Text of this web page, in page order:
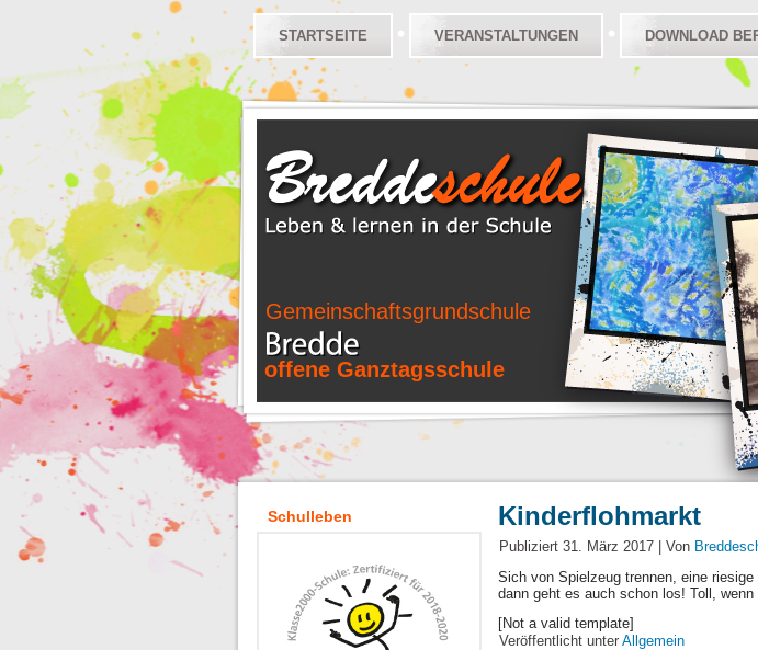
Gemeinschaftsgrundschule
offene Ganztagsschule
STARTSEITE VERANSTALTUNGEN DOWNLOAD
Schulleben Kinderflohmarkt
Publiziert 31. März 2017 Von
Sich von Spielzeug trennen, eine
dann geht es auch schon los! Toll,
[Not a valid template]
Veröffentlicht unter Allgemein